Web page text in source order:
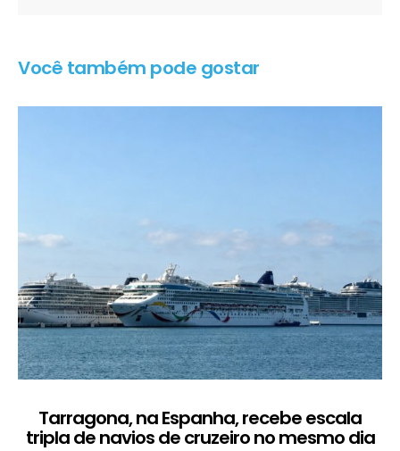
Você também pode gostar
Tarragona, na Espanha, recebe escala
tripla de navios de cruzeiro no mesmo dia